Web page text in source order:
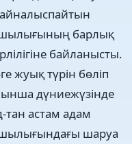
барлық
байланысты.
жуық түрін бөліп
дүниежүзінде
астам адам
шаруа